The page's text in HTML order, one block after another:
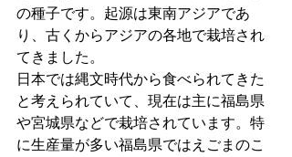
の種子です。起源は東南アジアであ
り、古くからアジアの各地で栽培され
てきました。
日本では縄文時代から食べられてきた
と考えられていて、現在は主に福島県
や宮城県などで栽培されています。特
に生産量が多い福島県ではえごまのこ